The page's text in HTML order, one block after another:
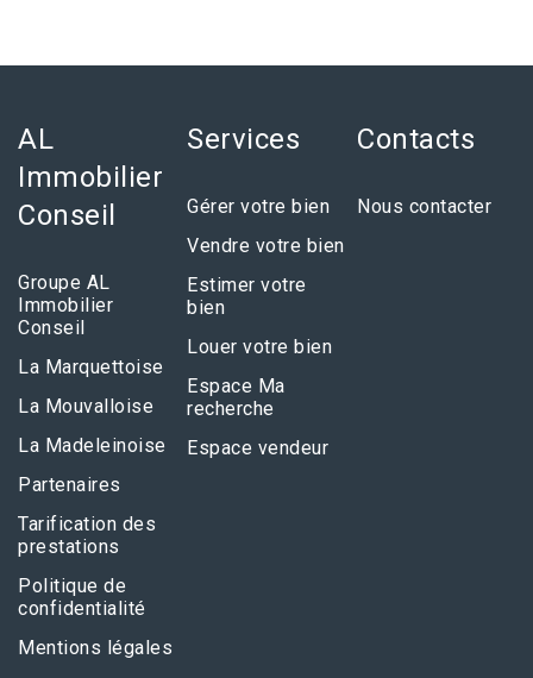
AL
Immobilier
Conseil
Groupe AL
Immobilier
Conseil
La Marquettoise
La Mouvalloise
La Madeleinoise
Partenaires
Tarification des
prestations
Politique de
confidentialité
Mentions légales
Services
Gérer votre bien
Vendre votre bien
Estimer votre
bien
Louer votre bien
Espace Ma
recherche
Espace vendeur
Contacts
Nous contacter